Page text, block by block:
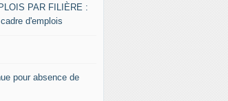
PAR FILIÈRE :
d'emplois
pour absence de